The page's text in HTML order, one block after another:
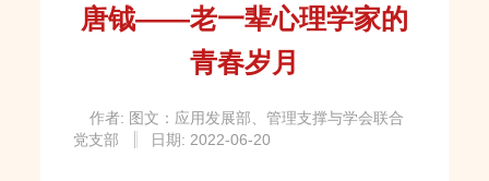
唐钺——老一辈心理学家的
青春岁月
作者: 图文：应用发展部、管理支撑与学会联合
党支部
日期: 2022-06-20